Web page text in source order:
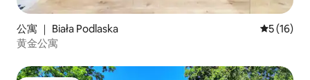
公寓 ｜ Biała Podlaska 平均评分
5 (16)
黄金公寓